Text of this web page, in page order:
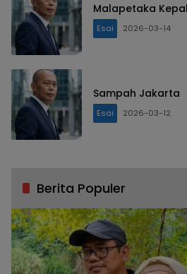
Malapetaka
Esai 2026-03-14
Sampah Jakarta
Esai 2026-03-12
Berita Populer